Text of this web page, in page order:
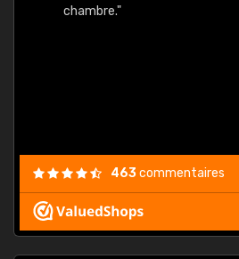
chambre."
463commentaires